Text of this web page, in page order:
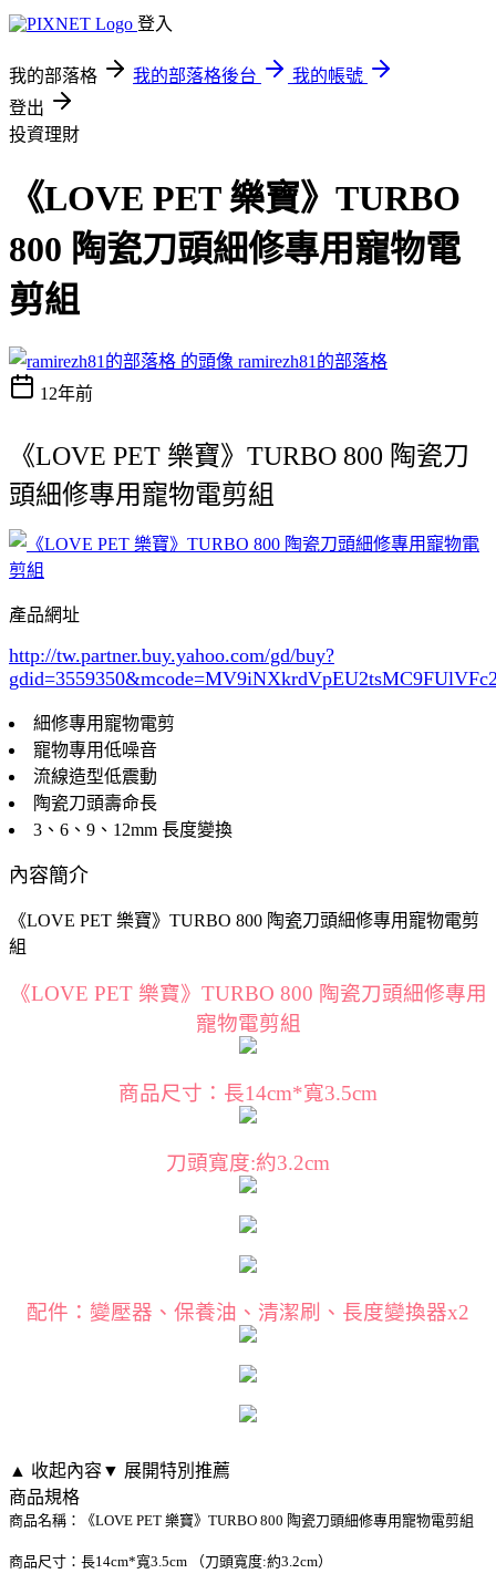
登入
我的部落格 我的部落格後台
我的帳號
登出
投資理財
《LOVE PET 樂寶》TURBO
800 陶瓷刀頭細修專用寵物電
剪組
ramirezh81的部落格
12年前
《LOVE PET 樂寶》TURBO 800 陶瓷刀
頭細修專用寵物電剪組
產品網址
http://tw.partner.buy.yahoo.com/gd/buy?
gdid=3559350
細修專用寵物電剪
寵物專用低噪音
流線造型低震動
陶瓷刀頭壽命長
3、6、9、12mm 長度變換
內容簡介
《LOVE PET 樂寶》TURBO 800 陶瓷刀頭細修專用寵物電剪
組
《LOVE PET 樂寶》TURBO 800 陶瓷刀頭細修專用
寵物電剪組
商品尺寸：長14cm*寬3.5cm
刀頭寬度:約3.2cm
配件：變壓器、保養油、清潔刷、長度變換器x2
▲ 收起內容▼ 展開特別推薦
商品規格
商品名稱：《LOVE PET 樂寶》TURBO 800 陶瓷刀頭細修專用寵物電剪組
商品尺寸：長14cm*寬3.5cm （刀頭寬度:約3.2cm）